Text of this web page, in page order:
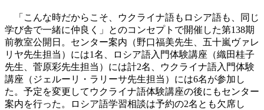
「こんな時だからこそ、ウクライナ語もロシア語も、同じ
学び舎で一緒に仲良く」とのコンセプトで開催した第138期
前教室公開日。センター案内（野口福美先生、五十嵐ヴァレ
リヤ先生担当）には1名、ロシア語入門体験講座（織田桂子
先生、菅原彩先生担当）には計2名、ウクライナ語入門体験
講座（ジェルーリ・ラリーサ先生担当）には6名が参加し
た。予定を変更してウクライナ語体験講座の後にもセンター
案内を行った。ロシア語学習相談は予約の2名とも欠席し